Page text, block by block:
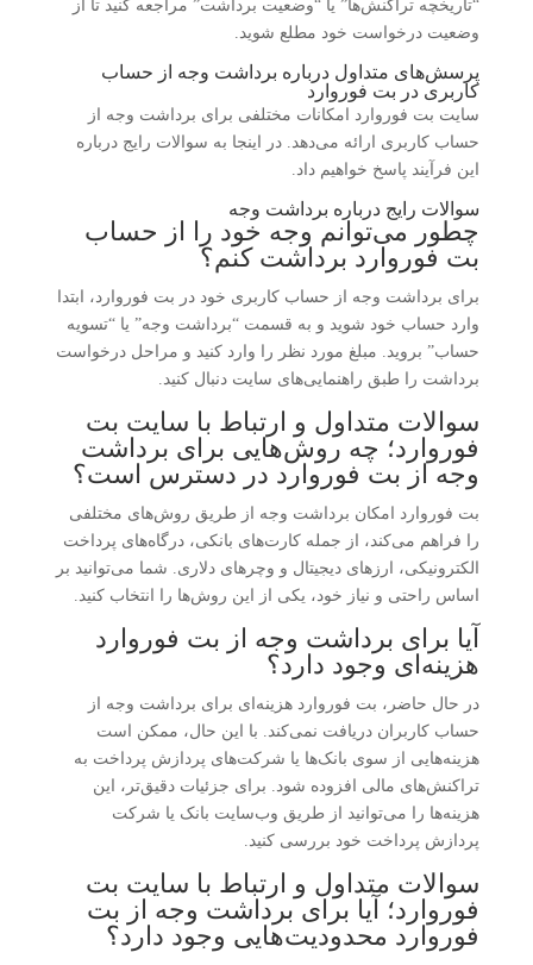
“تاریخچه تراکنش‌ها” یا “وضعیت برداشت” مراجعه کنید تا از
وضعیت درخواست خود مطلع شوید.
پرسش‌های متداول درباره برداشت وجه از حساب
کاربری در بت فوروارد
سایت بت فوروارد امکانات مختلفی برای برداشت وجه از
حساب کاربری ارائه می‌دهد. در اینجا به سوالات رایج درباره
این فرآیند پاسخ خواهیم داد.
سوالات رایج درباره برداشت وجه
چطور می‌توانم وجه خود را از حساب
بت فوروارد برداشت کنم؟
برای برداشت وجه از حساب کاربری خود در بت فوروارد، ابتدا
وارد حساب خود شوید و به قسمت “برداشت وجه” یا “تسویه
حساب” بروید. مبلغ مورد نظر را وارد کنید و مراحل درخواست
برداشت را طبق راهنمایی‌های سایت دنبال کنید.
سوالات متداول و ارتباط با سایت بت
فوروارد؛ چه روش‌هایی برای برداشت
وجه از بت فوروارد در دسترس است؟
بت فوروارد امکان برداشت وجه از طریق روش‌های مختلفی
را فراهم می‌کند، از جمله کارت‌های بانکی، درگاه‌های پرداخت
الکترونیکی، ارزهای دیجیتال و وچرهای دلاری. شما می‌توانید بر
اساس راحتی و نیاز خود، یکی از این روش‌ها را انتخاب کنید.
آیا برای برداشت وجه از بت فوروارد
هزینه‌ای وجود دارد؟
در حال حاضر، بت فوروارد هزینه‌ای برای برداشت وجه از
حساب کاربران دریافت نمی‌کند. با این حال، ممکن است
هزینه‌هایی از سوی بانک‌ها یا شرکت‌های پردازش پرداخت به
تراکنش‌های مالی افزوده شود. برای جزئیات دقیق‌تر، این
هزینه‌ها را می‌توانید از طریق وب‌سایت بانک یا شرکت
پردازش پرداخت خود بررسی کنید.
سوالات متداول و ارتباط با سایت بت
فوروارد؛ آیا برای برداشت وجه از بت
فوروارد محدودیت‌هایی وجود دارد؟